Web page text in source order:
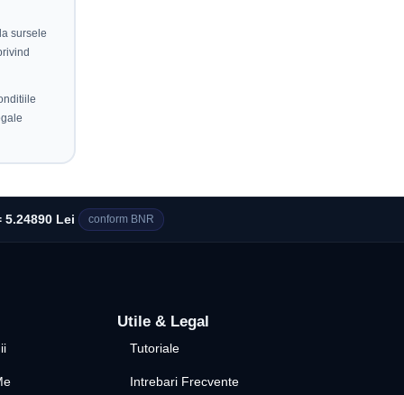
sursele
5.24890 Lei conform BNR
Utile & Legal
Tutoriale
Intrebari Frecvente